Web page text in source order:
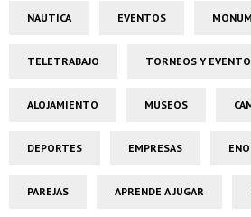
NAUTICA EVENTOS
TELETRABAJO TORNEOS Y
ALOJAMIENTO MUSEOS
DEPORTES EMPRESAS
PAREJAS APRENDE A JUGAR